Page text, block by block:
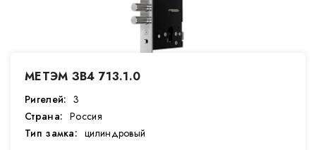
МЕТЭМ ЗВ4 713.1.0
Ригелей: 3
Страна: Россия
Тип замка: цилиндровый